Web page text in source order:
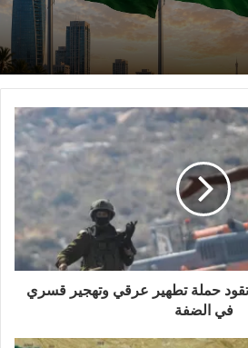
من مغادرة أي سفينة لمراسيها
عُمان، كما أن الاقتراب من
مع العدو».
تقود حملة تطهير عرقي وتهجير قسري
في الضفة